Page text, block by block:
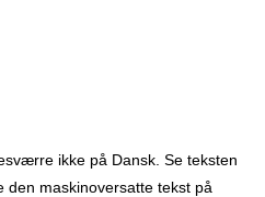
ikke på Dansk. Se teksten
den maskinoversatte tekst på